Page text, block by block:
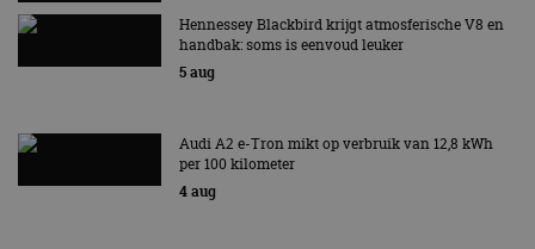
Hennessey Blackbird krijgt atmosferische V8 en
handbak: soms is eenvoud leuker
5 aug
Audi A2 e-Tron mikt op verbruik van 12,8 kWh
per 100 kilometer
4 aug